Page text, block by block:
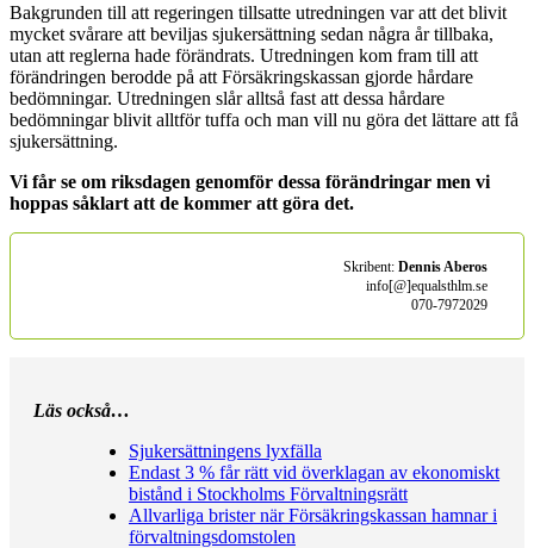
Bakgrunden till att regeringen tillsatte utredningen var att det blivit
mycket svårare att beviljas sjukersättning sedan några år tillbaka,
utan att reglerna hade förändrats. Utredningen kom fram till att
förändringen berodde på att Försäkringskassan gjorde hårdare
bedömningar. Utredningen slår alltså fast att dessa hårdare
bedömningar blivit alltför tuffa och man vill nu göra det lättare att få
sjukersättning.
Vi får se om riksdagen genomför dessa förändringar men vi
hoppas såklart att de kommer att göra det.
Skribent: Dennis Aberos
info[@]equalsthlm.se
070-7972029
Läs också…
Sjukersättningens lyxfälla
Endast 3 % får rätt vid överklagan av ekonomiskt
bistånd i Stockholms Förvaltningsrätt
Allvarliga brister när Försäkringskassan hamnar i
förvaltningsdomstolen